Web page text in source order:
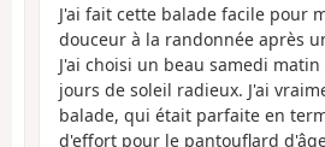
J'ai fait cette balade facile pour
douceur à la randonnée après
J'ai choisi un beau samedi
jours de soleil radieux. J'ai
balade, qui était parfaite en
d'effort pour le pantouflard